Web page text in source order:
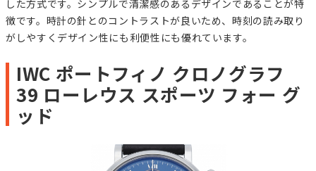
した方式です。シンプルで清潔感のあるデザインであることが特
徴です。時計の針とのコントラストが良いため、時刻の読み取り
がしやすくデザイン性にも利便性にも優れています。
IWC ポートフィノ クロノグラフ
39 ローレウス スポーツ フォー グ
ッド